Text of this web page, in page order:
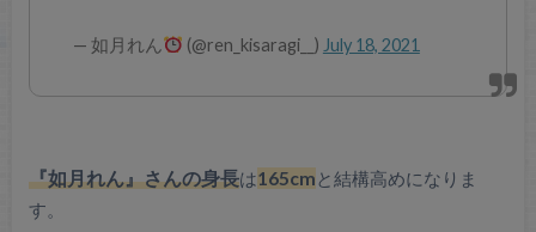
— 如月れん (@ren_kisaragi__) July 18, 2021
『如月れん』さんの身長は165cmと結構高めになりま
す。